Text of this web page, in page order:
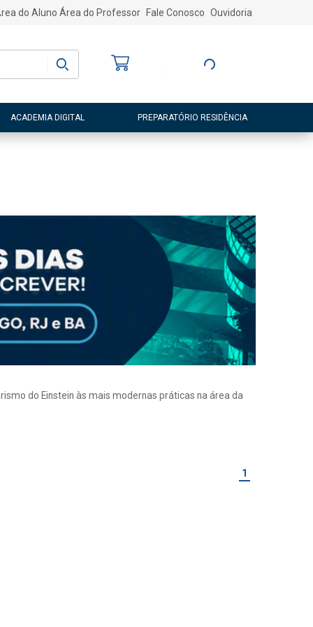
do Aluno Área do Professor Fale Conosco Ouvidoria
Entre ou Cadastre-
ACADEMIA DIGITAL PREPARATÓRIO RESIDÊNCIA
do Einstein às mais modernas práticas na área da
1